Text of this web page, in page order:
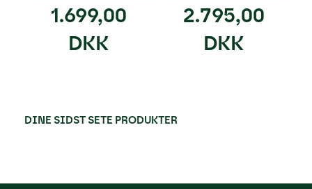
1.699,00
DKK
2.795,00
DKK
DINE SIDST SETE PRODUKTER